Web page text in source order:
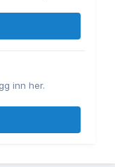
inn her.